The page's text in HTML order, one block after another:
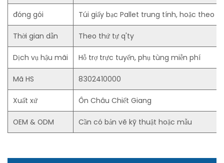
đóng gói Túi giấy bạc Pallet trung tính, hoặc theo
Thời gian dẫn Theo thứ tự q'ty
Dịch vụ hậu mãi Hỗ trợ trực tuyến, phụ tùng miễn phí
Mã HS 8302410000
Xuất xứ Ôn Châu Chiết Giang
OEM & ODM Cần có bản vẽ kỹ thuật hoặc mẫu